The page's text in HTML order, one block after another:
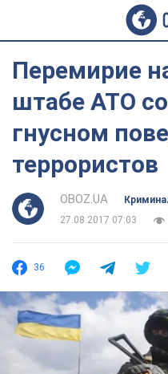
Перемирие
штабе АТО
гнусном
террористов
OBOZ.UA
27.08.2017 07:03
36